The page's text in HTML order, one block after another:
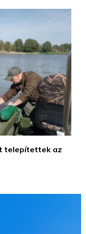
telepítettek az